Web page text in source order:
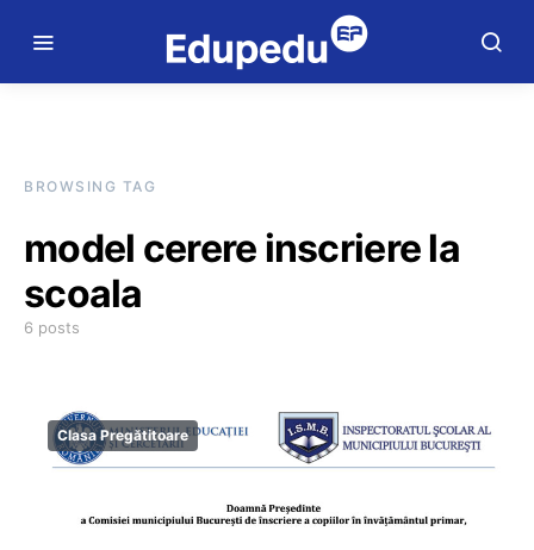
BROWSING TAG
model cerere inscriere la
scoala
6 posts
Clasa Pregătitoare